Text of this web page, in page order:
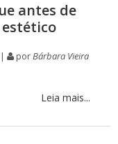
antes de
porBárbara Vieira
Leia mais...